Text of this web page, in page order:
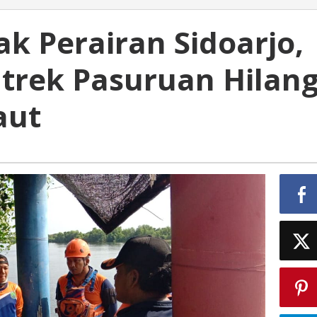
Perairan Sidoarjo,
Pasuruan